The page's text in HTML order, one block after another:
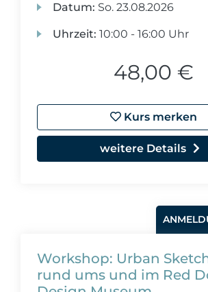
Datum: So. 23.08.2026
Uhrzeit: 10:00 - 16:00 Uhr
48,00 €
Kurs merken
weitere Details
Workshop: Urban
rund ums und im Red